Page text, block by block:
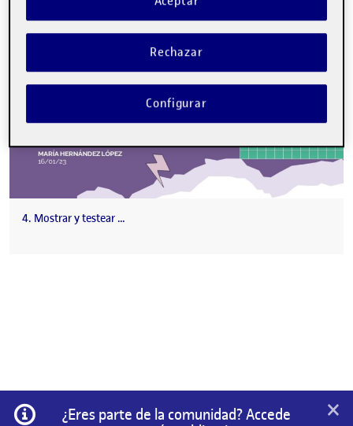
4. Mostrar y testear …
Información
¿Eres parte de la comunidad? Accede
×
Rechazar
Configurar